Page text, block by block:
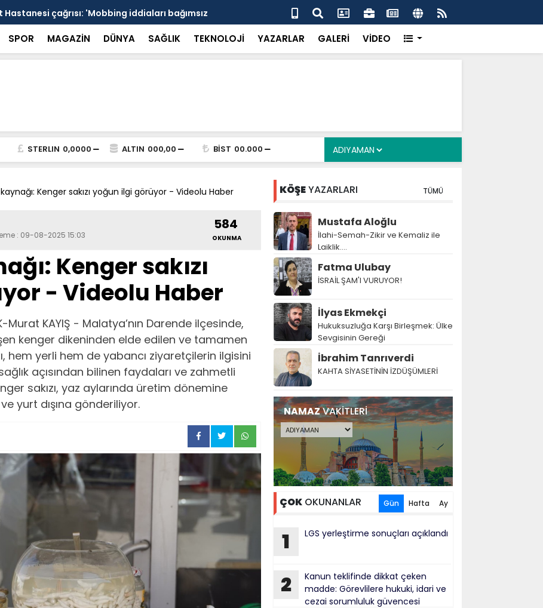
Hastanesi çağrısı: 'Mobbing iddiaları bağımsız
- Videolu Haber
15 Temmuz suikast timinin firari üyesi FETÖ yapılanmasını ve
Marmaris saldırısını anlattı
SPOR MAGAZİN DÜNYA SAĞLIK TEKNOLOJİ YAZARLAR GALERİ VİDEO
STERLIN 0,0000 ALTIN 000,00 BİST 00.000
Kenger sakızı yoğun ilgi görüyor - Videolu Haber
: 09-08-2025 15:03
584
OKUNMA
Kenger sakızı
- Videolu Haber
Murat KAYIŞ - Malatya’nın Darende ilçesinde,
kenger dikeninden elde edilen ve tamamen
hem yerli hem de yabancı ziyaretçilerin ilgisini
açısından bilinen faydaları ve zahmetli
sakızı, yaz aylarında üretim dönemine
yurt dışına gönderiliyor.
KÖŞEYAZARLARI TÜMÜ
Mustafa Aloğlu
İlahi-Semah-Zikir ve Kemaliz ile
Laiklik….
Fatma Ulubay
İSRAİL ŞAM'I VURUYOR!
İlyas Ekmekçi
Hukuksuzluğa Karşı Birleşmek: Ülke
Sevgisinin Gereği
İbrahim Tanrıverdi
KAHTA SİYASETİNİN İZDÜŞÜMLERİ
NAMAZVAKİTLERİ
ÇOKOKUNANLAR Gün Hafta Ay
1 LGS yerleştirme sonuçları açıklandı
2
Kanun teklifinde dikkat çeken
madde: Görevlilere hukuki, idari ve
cezai sorumluluk güvencesi